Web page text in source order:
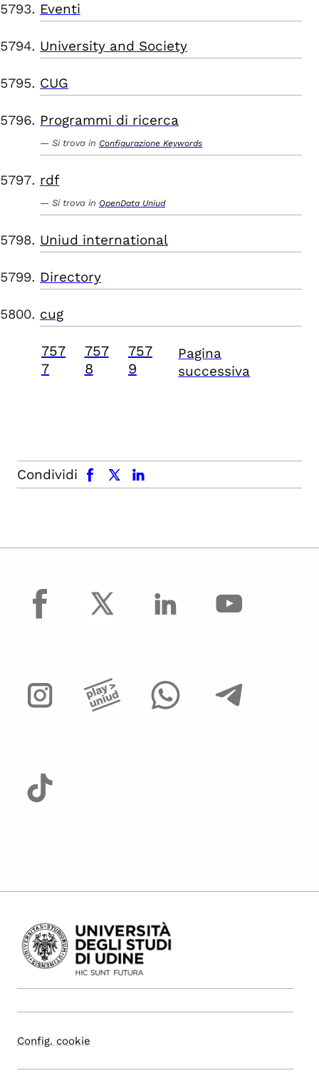
Eventi
University and Society
CUG
Programmi di ricerca
Si trova in Configurazione Keywords
rdf
Si trova in OpenData Uniud
Uniud international
Directory
cug
757
7
757
8
757
9
Pagina
successiva
Condividi
facebook x.com linkedin
facebook
Config. cookie